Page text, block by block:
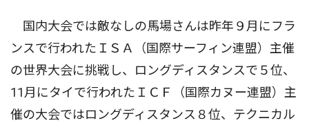
国内大会では敵なしの馬場さんは昨年９月にフラ
ンスで行われたＩＳＡ（国際サーフィン連盟）主催
の世界大会に挑戦し、ロングディスタンスで５位、
11月にタイで行われたＩＣＦ（国際カヌー連盟）主
催の大会ではロングディスタンス８位、テクニカル